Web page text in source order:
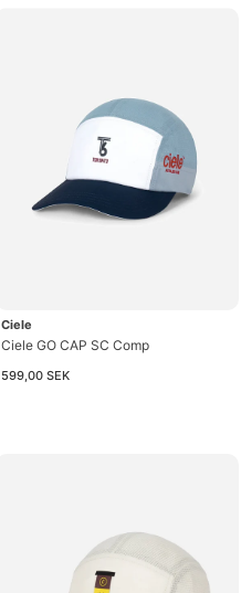
Ciele
Ciele GO CAP SC Comp
599,00 SEK